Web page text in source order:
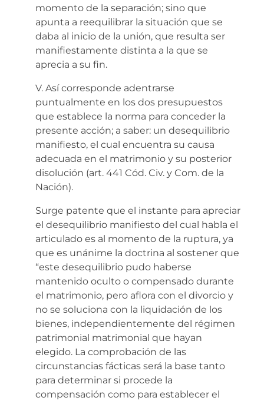
momento de la separación; sino que
apunta a reequilibrar la situación que se
daba al inicio de la unión, que resulta ser
manifiestamente distinta a la que se
aprecia a su fin.
V. Así corresponde adentrarse
puntualmente en los dos presupuestos
que establece la norma para conceder la
presente acción; a saber: un desequilibrio
manifiesto, el cual encuentra su causa
adecuada en el matrimonio y su posterior
disolución (art. 441 Cód. Civ. y Com. de la
Nación).
Surge patente que el instante para apreciar
el desequilibrio manifiesto del cual habla el
articulado es al momento de la ruptura, ya
que es unánime la doctrina al sostener que
“este desequilibrio pudo haberse
mantenido oculto o compensado durante
el matrimonio, pero aflora con el divorcio y
no se soluciona con la liquidación de los
bienes, independientemente del régimen
patrimonial matrimonial que hayan
elegido. La comprobación de las
circunstancias fácticas será la base tanto
para determinar si procede la
compensación como para establecer el